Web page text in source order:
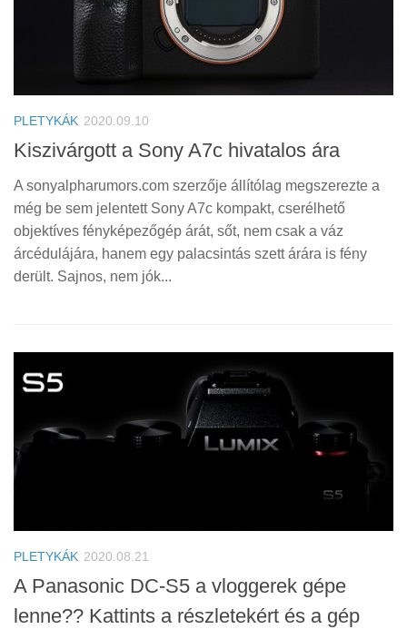
PLETYKÁK 2020.09.10
Kiszivárgott a Sony A7c hivatalos ára
A sonyalpharumors.com szerzője állítólag megszerezte a
még be sem jelentett Sony A7c kompakt, cserélhető
objektíves fényképezőgép árát, sőt, nem csak a váz
árcédulájára, hanem egy palacsintás szett árára is fény
derült. Sajnos, nem jók...
PLETYKÁK 2020.08.21
A Panasonic DC-S5 a vloggerek gépe
lenne?? Kattints a részletekért és a gép